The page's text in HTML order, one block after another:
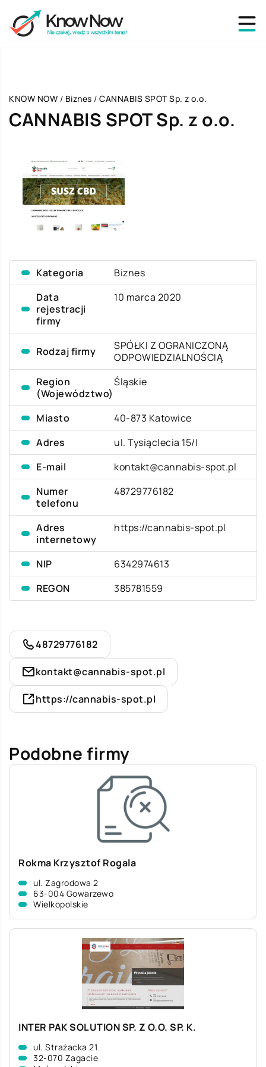
KNOW NOW / Biznes / CANNABIS SPOT Sp. z o.o.
CANNABIS SPOT Sp. z o.o.
Kategoria
Biznes
Data
rejestracji
firmy
10 marca 2020
Rodzaj firmy
SPÓŁKI Z OGRANICZONĄ
ODPOWIEDZIALNOŚCIĄ
Region
(Województwo)
Śląskie
Miasto
40-873 Katowice
Adres
ul. Tysiąclecia 15/I
E-mail
kontakt@cannabis-spot.pl
Numer
telefonu
48729776182
Adres
internetowy
https://cannabis-spot.pl
NIP
6342974613
REGON
385781559
48729776182
kontakt@cannabis-spot.pl
https://cannabis-spot.pl
Podobne firmy
Rokma Krzysztof Rogala
ul. Zagrodowa 2
63-004 Gowarzewo
Wielkopolskie
INTER PAK SOLUTION SP. Z O.O. SP. K.
ul. Strażacka 21
32-070 Zagacie